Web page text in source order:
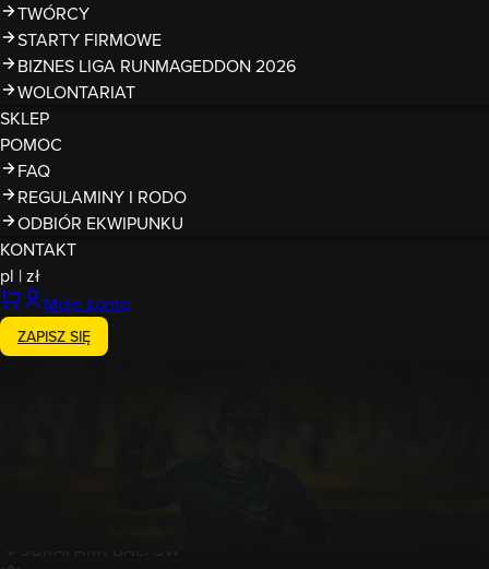
TWÓRCY
STARTY FIRMOWE
BIZNES LIGA RUNMAGEDDON 2026
WOLONTARIAT
SKLEP
POMOC
FAQ
REGULAMINY I RODO
ODBIÓR EKWIPUNKU
KONTAKT
pl |zł
Moje konto
ZAPISZ SIĘ